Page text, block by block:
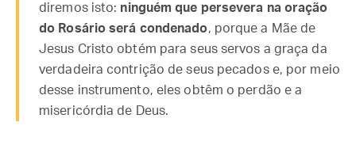
diremos isto: ninguém que persevera na oração
do Rosário será condenado, porque a Mãe de
Jesus Cristo obtém para seus servos a graça da
verdadeira contrição de seus pecados e, por meio
desse instrumento, eles obtêm o perdão e a
misericórdia de Deus.